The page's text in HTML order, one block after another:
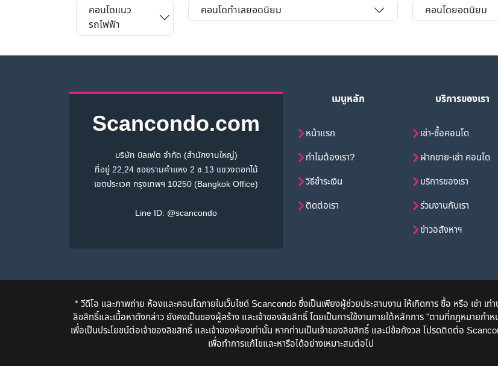
คอนโดแนว
รถไฟฟ้า
คอนโดทำเลยอดนิยม คอนโดยอดนิยม
Scancondo.com
บริษัท บิลเฟต จำกัด (สำนักงานใหญ่)
ที่อยู่ 22,24 ซอยรามคำแหง 2 ซ.13 แขวงดอกไม้
เขตประเวศ กรุงเทพฯ 10250 (Bangkok Office)
Line ID: @scancondo
เมนูหลัก
หน้าแรก
ทำไมต้องเรา?
วิธีชำระเงิน
ติดต่อเรา
บริการของเรา
เช่า-ซื้อคอนโด
ฝากขาย-เช่า คอนโด
บริการของเรา
ร่วมงานกับเรา
ข่าวอสังหาฯ
* วีดีโอ และภาพถ่าย ห้องและคอนโดภายในเว็บไซด์ Scancondo ซึ่งเป็นเพียงผู้ช่วยประสานงาน ให้เกิดการ ซื้อ หรือ เช่า เท่
ลิขสิทธิ์และเนื้อหาดังกล่าว ยังคงเป็นของผู้สร้าง และเจ้าของลิขสิทธิ์ โดยเป็นการใช้งานภายใต้หลักการ "ตามที่กฎหมายกำ
เพื่อเป็นประโยชน์ต่อเจ้าของลิขสิทธิ์ และเจ้าของห้องเท่านั้น หากท่านเป็นเจ้าของลิขสิทธิ์ และมีข้อกังวล โปรดติดต่อ
เพื่อทำการแก้ไขและหารือได้อย่างเหมาะสมต่อไป